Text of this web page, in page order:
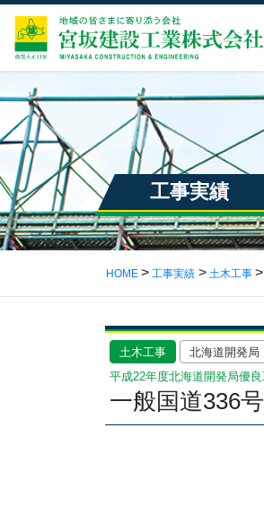
工事実績
HOME 工事実績 土木工事
土木工事
北海道開発局
平成22年度北海道開発局優
一般国道336